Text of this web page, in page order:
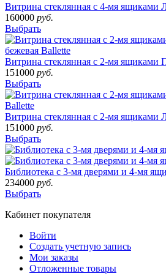
Витрина стеклянная с 4-мя ящиками
160000 руб.
Выбрать
Витрина стеклянная с 2-мя ящиками
151000 руб.
Выбрать
Витрина стеклянная с 2-мя ящиками
151000 руб.
Выбрать
Библиотека с 3-мя дверями и 4-мя
234000 руб.
Выбрать
Кабинет покупателя
Войти
Создать учетную запись
Мои заказы
Отложенные товары